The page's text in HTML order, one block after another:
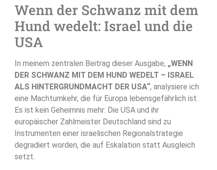
Wenn der Schwanz mit dem
Hund wedelt: Israel und die
USA
In meinem zentralen Beitrag dieser Ausgabe, „WENN
DER SCHWANZ MIT DEM HUND WEDELT – ISRAEL
ALS HINTERGRUNDMACHT DER USA“, analysiere ich
eine Machtumkehr, die für Europa lebensgefährlich ist.
Es ist kein Geheimnis mehr: Die USA und ihr
europäischer Zahlmeister Deutschland sind zu
Instrumenten einer israelischen Regionalstrategie
degradiert worden, die auf Eskalation statt Ausgleich
setzt.